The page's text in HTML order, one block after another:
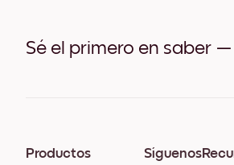
Sé el primero en saber
Productos Síguenos